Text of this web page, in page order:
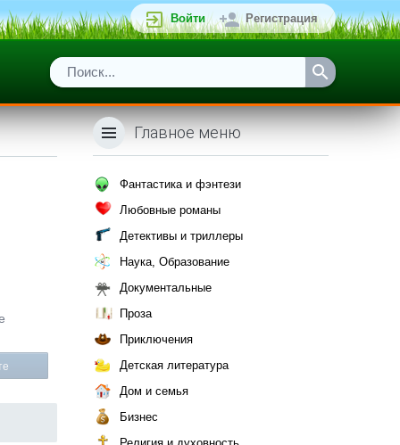
Войти Регистрация
Главное меню
Фантастика и фэнтези
Любовные романы
Детективы и триллеры
Наука, Образование
Документальные
Проза
Приключения
Детская литература
Дом и семья
Бизнес